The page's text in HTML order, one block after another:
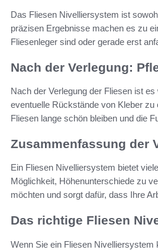
Das Fliesen Nivelliersystem ist
präzisen Ergebnisse machen es zu
Fliesenleger sind oder gerade erst
Nach der Verlegung:
Nach der Verlegung der Fliesen ist
eventuelle Rückstände von Kleber
Fliesen lange schön bleiben und die
Zusammenfassung der
Ein Fliesen Nivelliersystem bietet
Möglichkeit, Höhenunterschiede zu
möchten und sorgt dafür, dass Ihre
Das richtige Fliesen
Wenn Sie ein Fliesen